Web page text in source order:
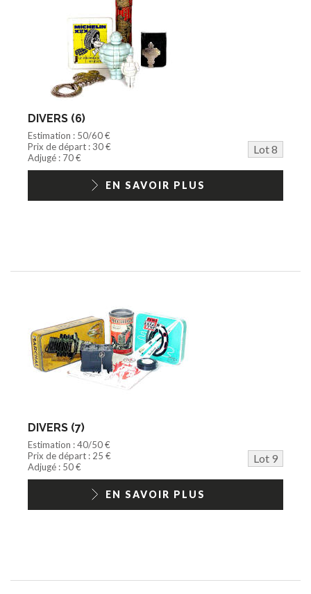
DIVERS (6)
Estimation : 50/60 €
Prix de départ : 30 €
Lot 8
Adjugé : 70 €
EN SAVOIR PLUS
DIVERS (7)
Estimation : 40/50 €
Prix de départ : 25 €
Lot 9
Adjugé : 50 €
EN SAVOIR PLUS